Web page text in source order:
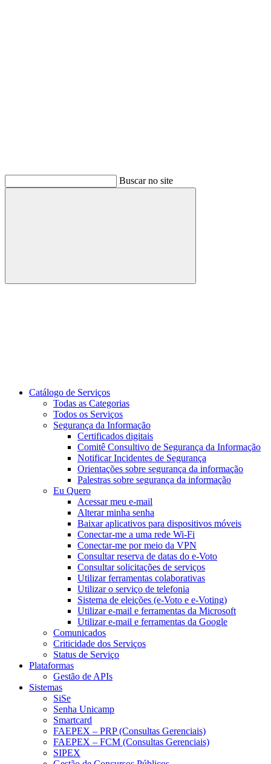
Buscar no site
Buscar
Catálogo de Serviços
Todas as Categorias
Todos os Serviços
Segurança da Informação
Certificados digitais
Comitê Consultivo de Segurança da Informação
Notificar Incidentes de Segurança
Orientações sobre segurança da informação
Palestras sobre segurança da informação
Eu Quero
Acessar meu e-mail
Alterar minha senha
Baixar aplicativos para dispositivos móveis
Conectar-me a uma rede Wi-Fi
Conectar-me por meio da VPN
Consultar reserva de datas do e-Voto
Consultar solicitações de serviços
Utilizar ferramentas colaborativas
Utilizar o serviço de telefonia
Sistema de eleições (e-Voto e e-Voting)
Utilizar e-mail e ferramentas da Microsoft
Utilizar e-mail e ferramentas da Google
Comunicados
Criticidade dos Serviços
Status de Serviço
Plataformas
Gestão de APIs
Sistemas
SiSe
Senha Unicamp
Smartcard
FAEPEX – PRP (Consultas Gerenciais)
FAEPEX – FCM (Consultas Gerenciais)
SIPEX